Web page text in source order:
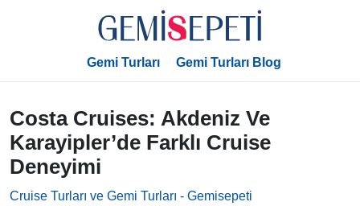
Gemi Turları Gemi Turları Blog
Costa Cruises: Akdeniz Ve
Karayipler’de Farklı Cruise
Deneyimi
Cruise Turları ve Gemi Turları - Gemisepeti